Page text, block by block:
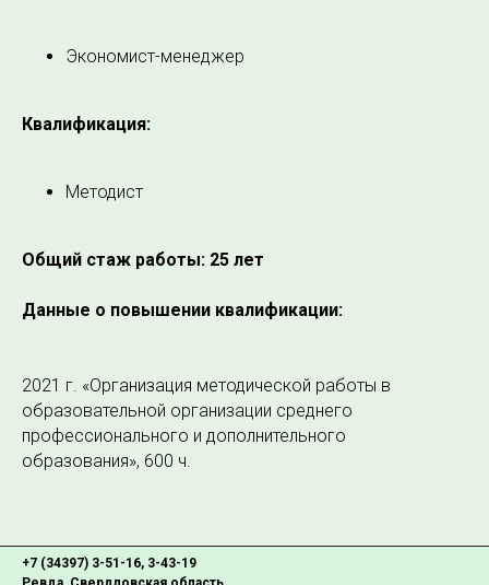
Экономист-менеджер
Квалификация:
Методист
Общий стаж работы: 25 лет
Данные о повышении квалификации:
2021 г. «Организация методической работы в
образовательной организации среднего
профессионального и дополнительного
образования», 600 ч.
+7 (34397) 3-51-16, 3-43-19